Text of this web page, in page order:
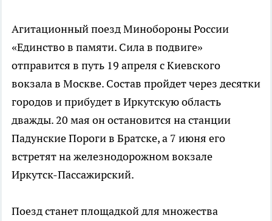
Агитационный поезд Минобороны России
«Единство в памяти. Сила в подвиге»
отправится в путь 19 апреля с Киевского
вокзала в Москве. Состав пройдет через десятки
городов и прибудет в Иркутскую область
дважды. 20 мая он остановится на станции
Падунские Пороги в Братске, а 7 июня его
встретят на железнодорожном вокзале
Иркутск-Пассажирский.
Поезд станет площадкой для множества